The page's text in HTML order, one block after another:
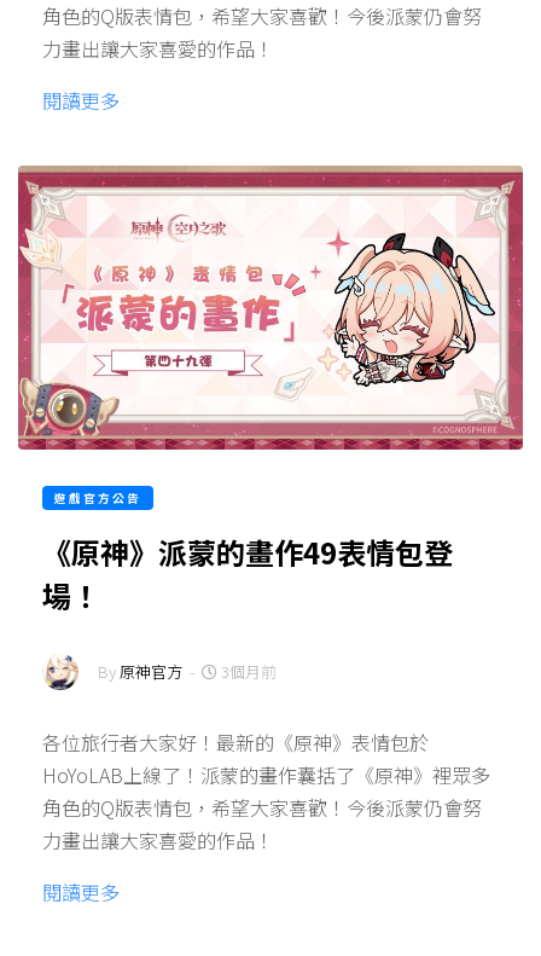
角色的Q版表情包，希望大家喜歡！今後派蒙仍會努
力畫出讓大家喜愛的作品！
閱讀更多
遊戲官方公告
《原神》派蒙的畫作49表情包登
場！
By原神官方 - 3個月前
各位旅行者大家好！最新的《原神》表情包於
HoYoLAB上線了！派蒙的畫作囊括了《原神》裡眾多
角色的Q版表情包，希望大家喜歡！今後派蒙仍會努
力畫出讓大家喜愛的作品！
閱讀更多